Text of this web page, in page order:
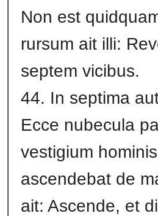
Non est
rursum ait illi:
septem vicibus.
44. In septima
Ecce nubecula
vestigium hominis
ascendebat de
ait: Ascende, et